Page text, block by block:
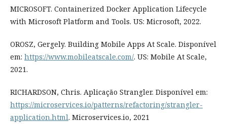
MICROSOFT. Containerized Docker Application Lifecycle
with Microsoft Platform and Tools. US: Microsoft, 2022.
OROSZ, Gergely. Building Mobile Apps At Scale. Disponível
em: https://www.mobileatscale.com/. US: Mobile At Scale,
2021.
RICHARDSON, Chris. Aplicação Strangler. Disponível em:
https://microservices.io/patterns/refactoring/strangler-
application.html. Microservices.io, 2021